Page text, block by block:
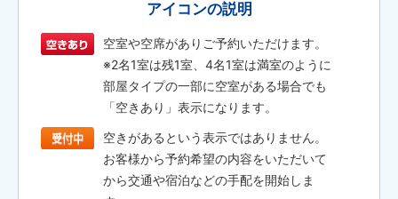
アイコンの説明
空室や空席がありご予約いただけます。
※2名1室は残1室、4名1室は満室のように
部屋タイプの一部に空室がある場合でも
「空きあり」表示になります。
空きがあるという表示ではありません。
お客様から予約希望の内容をいただいて
から交通や宿泊などの手配を開始しま